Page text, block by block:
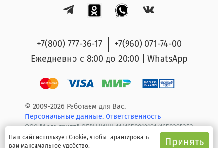
+7(800) 777-36-17
+7(960) 071-74-00
Ежедневно с 8:00 до 20:00 | WhatsApp
© 2009-2026 Работаем для Вас.
Персональные данные. Ответственность
ООО "Арго групп" ОГРН/ИНН 1141650019191/1650295353
Наш сайт использует Cookie, чтобы гарантировать
вам максимальное удобство.
Принять